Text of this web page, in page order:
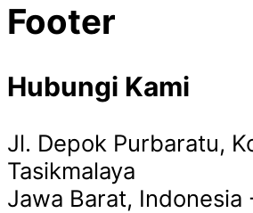
Footer
Hubungi Kami
Jl. Depok Purbaratu,
Tasikmalaya
Jawa Barat, Indonesia